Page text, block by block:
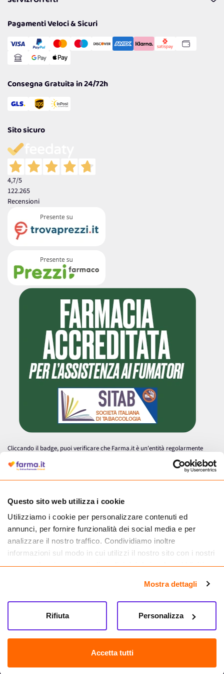
Questo sito web utilizza i cookie
Utilizziamo i cookie per personalizzare contenuti ed
annunci, per fornire funzionalità dei social media e per
analizzare il nostro traffico. Condividiamo inoltre
informazioni sul modo in cui utilizzi il nostro sito con i nostri
partner che si occupano di analisi dei dati web, pubblicità e
informazioni che hai fornito loro o che hanno raccolto dal
tuo utilizzo dei loro servizi.
Mostra dettagli
Accetta tutti
Personalizza
Rifiuta
Politiche per la parità di genere
Cookie Policy
Gestisci Cookie
Reso Facile e Veloce
Pagamenti Veloci & Sicuri
Consegna Gratuita in 24/72h
Sito sicuro
4,7/5
122.265
Recensioni
Cliccando il badge, puoi verificare che Farma.it è un'entità regolarmente
autorizzata dal Ministero della Salute a effettuare la vendita online di
medicinali.
Farma.it S.a.s. P. IVA 07417261216 REA: NA-884088
CREDITS
Sede legale Via delle Repubbliche Marinare 128, 80147 Napoli